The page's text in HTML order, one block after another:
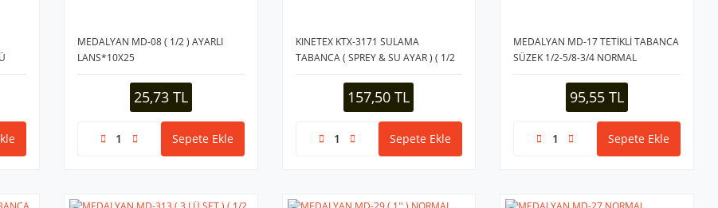
MEDALYAN MD-08 ( 1/2 ) AYARLI
LANS*10X25
25,73 TL
Sepete Ekle
KINETEX KTX-3171 SULAMA
TABANCA ( SPREY & SU AYAR ) ( 1/2
LÜX REKOR )*48
157,50 TL
Sepete Ekle
MEDALYAN MD-17 TETİKLİ TABANCA
SÜZEK 1/2-5/8-3/4 NORMAL
REKOR*55
95,55 TL
Sepete Ekle